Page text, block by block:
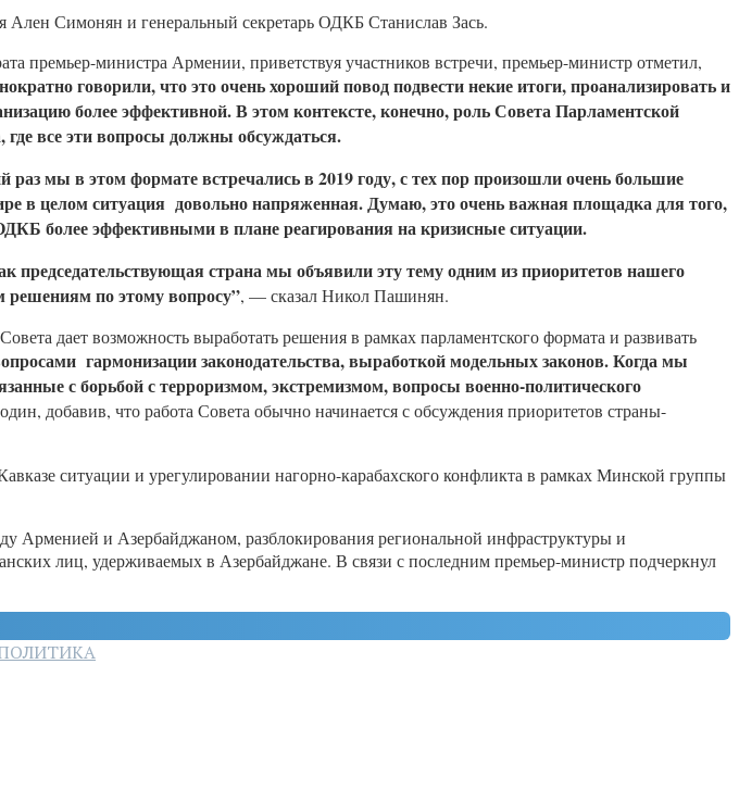
Ален Симонян и генеральный секретарь ОДКБ Станислав Зась.
премьер-министра Армении, приветствуя участников встречи, премьер-министр отметил,
говорили, что это очень хороший повод подвести некие итоги, проанализировать и
более эффективной. В этом контексте, конечно, роль Совета Парламентской
все эти вопросы должны обсуждаться.
мы в этом формате встречались в 2019 году, с тех пор произошли очень большие
в целом ситуация довольно напряженная. Думаю, это очень важная площадка для того,
более эффективными в плане реагирования на кризисные ситуации.
страна мы объявили эту тему одним из приоритетов нашего
решениям по этому вопросу”, — сказал Никол Пашинян.
дает возможность выработать решения в рамках парламентского формата и развивать
гармонизации законодательства, выработкой модельных законов. Когда мы
с борьбой с терроризмом, экстремизмом, вопросы военно-политического
добавив, что работа Совета обычно начинается с обсуждения приоритетов страны-
ситуации и урегулировании нагорно-карабахского конфликта в рамках Минской группы
Арменией и Азербайджаном, разблокирования региональной инфраструктуры и
лиц, удерживаемых в Азербайджане. В связи с последним премьер-министр подчеркнул